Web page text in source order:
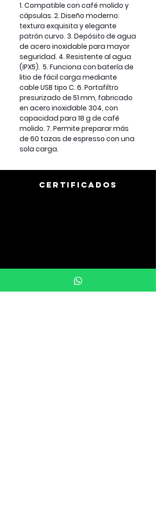
1. Compatible con café molido y
cápsulas. 2. Diseño moderno:
textura exquisita y elegante
patrón curvo. 3. Depósito de agua
de acero inoxidable para mayor
seguridad. 4. Resistente al agua
(IPX5). 5. Funciona con batería de
litio de fácil carga mediante
cable USB tipo C. 6. Portafiltro
presurizado de 51 mm, fabricado
en acero inoxidable 304, con
capacidad para 18 g de café
molido. 7. Permite preparar más
de 60 tazas de espresso con una
sola carga.
CERTIFICADOS